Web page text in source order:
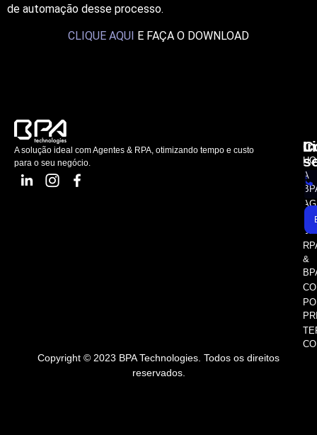
de automação desse processo.
CLIQUE AQUI E FAÇA O DOWNLOAD
A solução ideal com Agentes & RPA, otimizando tempo e custo
para o seu negócio.
A
&
Copyright © 2023 BPA Technologies. Todos os direitos
reservados.